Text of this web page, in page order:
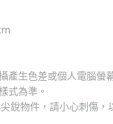
產生色差或個人電腦螢
式為準。
銳物件，請小心刺傷，